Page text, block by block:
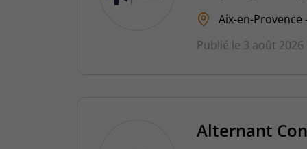
Aix-en-Provence
Publié le 3 août 2026
Alternant